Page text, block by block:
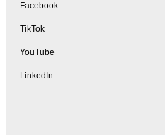
Facebook
TikTok
YouTube
LinkedIn